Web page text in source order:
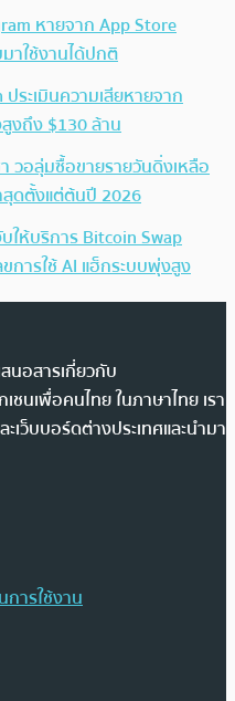
หายจาก App Store
าใช้งานได้ปกติ
ประเมินความเสียหายจาก
งถึง $130 ล้าน
วอลุ่มซื้อขายรายวันดิ่งเหลือ
ดตั้งแต่ต้นปี 2026
ให้บริการ Bitcoin Swap
การใช้ AI แฮ็กระบบพุ่งสูง
นอสารเกี่ยวกับ
ชนเพื่อคนไทย ในภาษาไทย เรา
เว็บบอร์ดต่างประเทศและนำมา
ารใช้งาน